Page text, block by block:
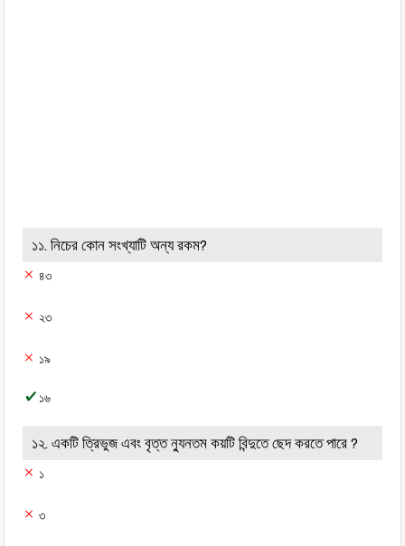
১১. নিচের কোন সংখ্যাটি অন্য রকম?
৪৩
২৩
১৯
১৬
১২. একটি ত্রিভুজ এবং বৃত্ত ন্যুনতম কয়টি বিন্দুতে ছেদ করতে পারে ?
১
৩